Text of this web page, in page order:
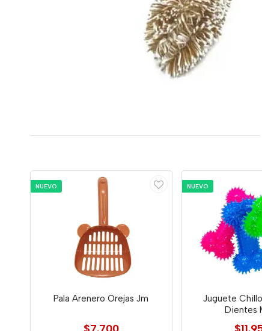
NUEVO
Pala Arenero Orejas Jm
NUEVO
Juguete
Dientes